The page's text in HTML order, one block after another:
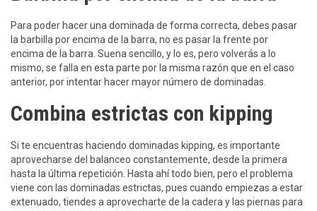
Para poder hacer una dominada de forma correcta, debes pasar
la barbilla por encima de la barra, no es pasar la frente por
encima de la barra. Suena sencillo, y lo es, pero volverás a lo
mismo, se falla en esta parte por la misma razón que en el caso
anterior, por intentar hacer mayor número de dominadas.
Combina estrictas con kipping
Si te encuentras haciendo dominadas kipping, es importante
aprovecharse del balanceo constantemente, desde la primera
hasta la última repetición. Hasta ahí todo bien, pero el problema
viene con las dominadas estrictas, pues cuando empiezas a estar
extenuado, tiendes a aprovecharte de la cadera y las piernas para